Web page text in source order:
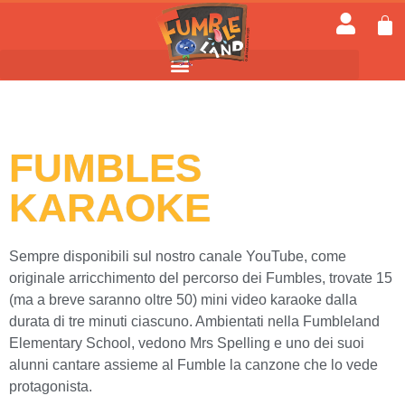
FUMBLES
KARAOKE
Sempre disponibili sul nostro canale YouTube, come
originale arricchimento del percorso dei Fumbles, trovate 15
(ma a breve saranno oltre 50) mini video karaoke dalla
durata di tre minuti ciascuno. Ambientati nella Fumbleland
Elementary School, vedono Mrs Spelling e uno dei suoi
alunni cantare assieme al Fumble la canzone che lo vede
protagonista.